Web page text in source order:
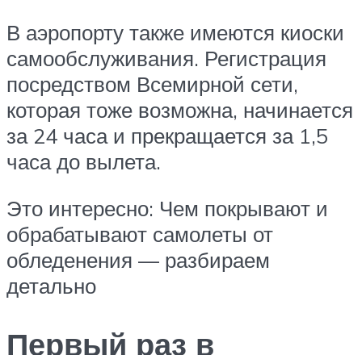
В аэропорту также имеются киоски
самообслуживания. Регистрация
посредством Всемирной сети,
которая тоже возможна, начинается
за 24 часа и прекращается за 1,5
часа до вылета.
Это интересно: Чем покрывают и
обрабатывают самолеты от
обледенения — разбираем
детально
Первый раз в